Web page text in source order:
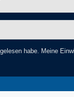
gelesen habe. Meine